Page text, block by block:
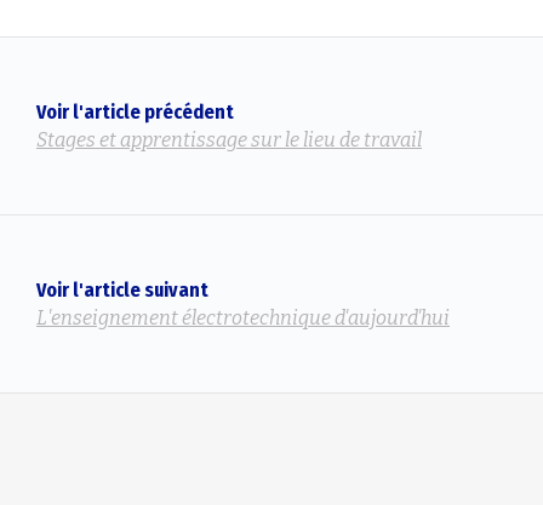
Voir l'article précédent
Stages et apprentissage sur le lieu de travail
Voir l'article suivant
L'enseignement électrotechnique d'aujourd'hui